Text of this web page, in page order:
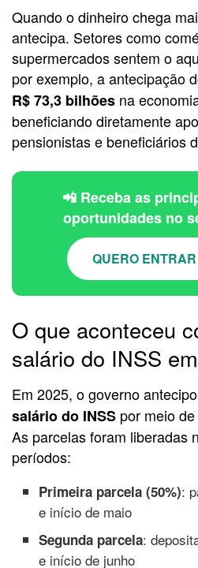
Quando o dinheiro chega
antecipa. Setores como
supermercados sentem o
por exemplo, a antecipação
R$ 73,3 bilhões na
beneficiando diretamente
pensionistas e beneficiários
📲 Receba as
oportunidades no
QUERO
O que aconteceu
salário do INSS
Em 2025, o governo
salário do INSS por meio
As parcelas foram liberadas
períodos:
Primeira parcela (50%):
e início de maio
Segunda parcela:
e início de junho